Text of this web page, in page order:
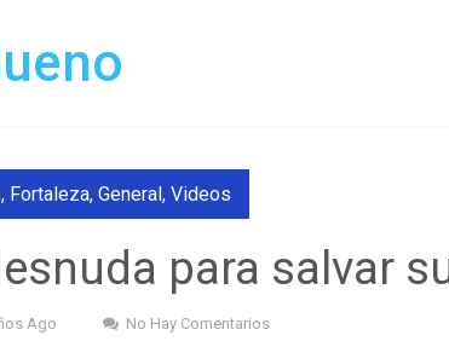
, Fortaleza, General, Videos
para salvar
Ago No Hay Comentarios